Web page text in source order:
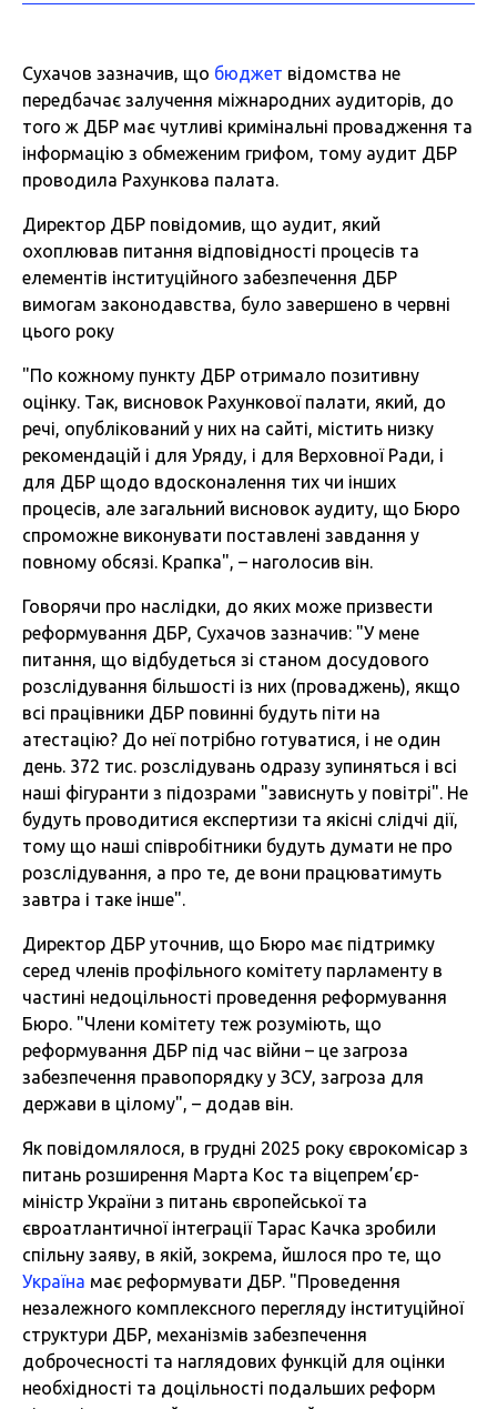
Сухачов зазначив, що бюджет відомства не
передбачає залучення міжнародних аудиторів, до
того ж ДБР має чутливі кримінальні провадження та
інформацію з обмеженим грифом, тому аудит ДБР
проводила Рахункова палата.
Директор ДБР повідомив, що аудит, який
охоплював питання відповідності процесів та
елементів інституційного забезпечення ДБР
вимогам законодавства, було завершено в червні
цього року
"По кожному пункту ДБР отримало позитивну
оцінку. Так, висновок Рахункової палати, який, до
речі, опублікований у них на сайті, містить низку
рекомендацій і для Уряду, і для Верховної Ради, і
для ДБР щодо вдосконалення тих чи інших
процесів, але загальний висновок аудиту, що Бюро
спроможне виконувати поставлені завдання у
повному обсязі. Крапка", – наголосив він.
Говорячи про наслідки, до яких може призвести
реформування ДБР, Сухачов зазначив: "У мене
питання, що відбудеться зі станом досудового
розслідування більшості із них (проваджень), якщо
всі працівники ДБР повинні будуть піти на
атестацію? До неї потрібно готуватися, і не один
день. 372 тис. розслідувань одразу зупиняться і всі
наші фігуранти з підозрами "зависнуть у повітрі". Не
будуть проводитися експертизи та якісні слідчі дії,
тому що наші співробітники будуть думати не про
розслідування, а про те, де вони працюватимуть
завтра і таке інше".
Директор ДБР уточнив, що Бюро має підтримку
серед членів профільного комітету парламенту в
частині недоцільності проведення реформування
Бюро. "Члени комітету теж розуміють, що
реформування ДБР під час війни – це загроза
забезпечення правопорядку у ЗСУ, загроза для
держави в цілому", – додав він.
Як повідомлялося, в грудні 2025 року єврокомісар з
питань розширення Марта Кос та віцепрем’єр-
міністр України з питань європейської та
євроатлантичної інтеграції Тарас Качка зробили
спільну заяву, в якій, зокрема, йшлося про те, що
Україна має реформувати ДБР. "Проведення
незалежного комплексного перегляду інституційної
структури ДБР, механізмів забезпечення
доброчесності та наглядових функцій для оцінки
необхідності та доцільності подальших реформ